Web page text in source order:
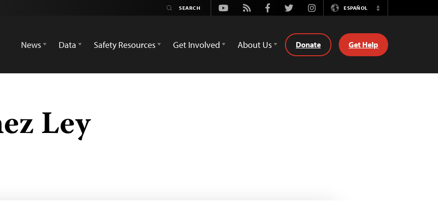
Youtube
Rss FacebookTwitterInstagramESPAÑOL
Switch
News
Data Safety Resources Get Involved About Us Donate Get Help
Ley